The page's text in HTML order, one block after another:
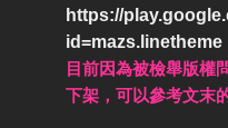
https://
id=mazs.linetheme
目前因為被檢舉版權
下架，可以參考文末